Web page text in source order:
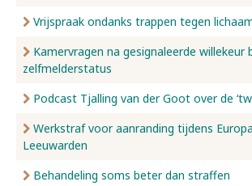
Vrijspraak ondanks trappen tegen
Kamervragen na gesignaleerde willekeur
zelfmelderstatus
Podcast Tjalling van der Goot over de
Werkstraf voor aanranding tijdens
Leeuwarden
Behandeling soms beter dan straffen